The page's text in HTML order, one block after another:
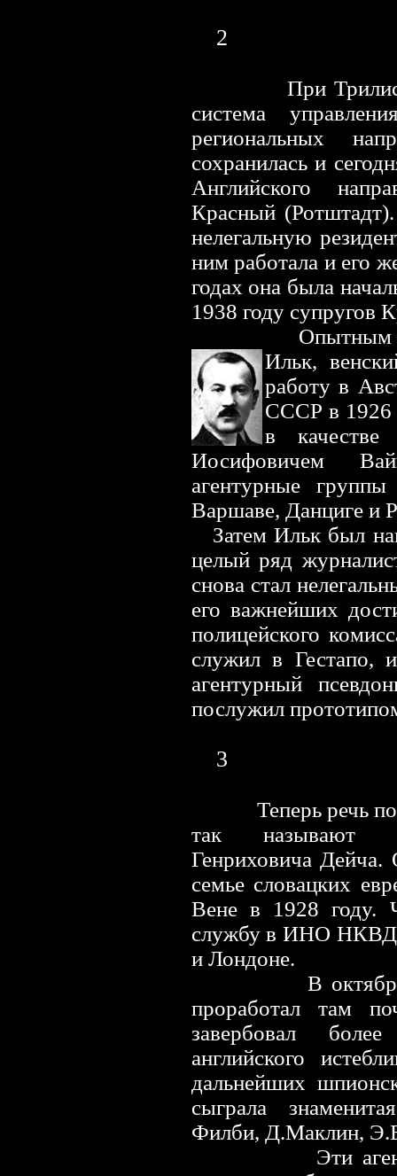
2
При Трилиссере
система
региональных
сохранилась и
Английского
Красный
нелегальную
ним работала и его
годах она была
1938 году супругов
Опытным
Ильк,
работу в
СССР в 1926
в
Иосифовичем
агентурные
Варшаве, Данциге и
Затем Ильк был
целый ряд
снова стал
его важнейших
полицейского
служил в Гестапо,
агентурный
послужил
3
Теперь речь
так называют
Генриховича
семье словацких
Вене в 1928 году.
службу в ИНО
и Лондоне.
В октябре
проработал там
завербовал
английского
дальнейших
сыграла
Филби, Д.Маклин,
Эти агенты